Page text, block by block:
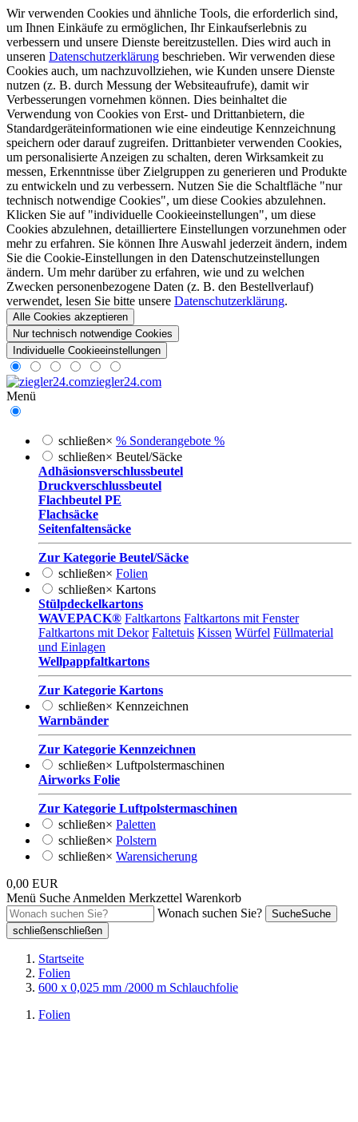
Wir verwenden Cookies und ähnliche Tools, die erforderlich sind,
um Ihnen Einkäufe zu ermöglichen, Ihr Einkaufserlebnis zu
verbessern und unsere Dienste bereitzustellen. Dies wird auch in
unseren Datenschutzerklärung beschrieben. Wir verwenden diese
Cookies auch, um nachzuvollziehen, wie Kunden unsere Dienste
nutzen (z. B. durch Messung der Websiteaufrufe), damit wir
Verbesserungen vornehmen können. Dies beinhaltet die
Verwendung von Cookies von Erst- und Drittanbietern, die
Standardgeräteinformationen wie eine eindeutige Kennzeichnung
speichern oder darauf zugreifen. Drittanbieter verwenden Cookies,
um personalisierte Anzeigen zu schalten, deren Wirksamkeit zu
messen, Erkenntnisse über Zielgruppen zu generieren und Produkte
zu entwickeln und zu verbessern. Nutzen Sie die Schaltfläche "nur
technisch notwendige Cookies", um diese Cookies abzulehnen.
Klicken Sie auf "individuelle Cookieeinstellungen", um diese
Cookies abzulehnen, detailliertere Einstellungen vorzunehmen oder
mehr zu erfahren. Sie können Ihre Auswahl jederzeit ändern, indem
Sie die Cookie-Einstellungen in den Datenschutzeinstellungen
ändern. Um mehr darüber zu erfahren, wie und zu welchen
Zwecken personenbezogene Daten (z. B. den Bestellverlauf)
verwendet, lesen Sie bitte unsere Datenschutzerklärung.
Alle Cookies akzeptieren
Nur technisch notwendige Cookies
Individuelle Cookieeinstellungen
ziegler24.com
Menü
schließen× % Sonderangebote %
schließen× Beutel/Säcke
Adhäsionsverschlussbeutel
Druckverschlussbeutel
Flachbeutel PE
Flachsäcke
Seitenfaltensäcke
Zur Kategorie Beutel/Säcke
schließen× Folien
schließen× Kartons
Stülpdeckelkartons
WAVEPACK® Faltkartons Faltkartons mit Fenster
Faltkartons mit Dekor Faltetuis Kissen Würfel Füllmaterial
und Einlagen
Wellpappfaltkartons
Zur Kategorie Kartons
schließen× Kennzeichnen
Warnbänder
Zur Kategorie Kennzeichnen
schließen× Luftpolstermaschinen
Airworks Folie
Zur Kategorie Luftpolstermaschinen
schließen× Paletten
schließen× Polstern
schließen× Warensicherung
0,00 EUR
Menü Suche Anmelden Merkzettel Warenkorb
Wonach suchen Sie?
SucheSuche
schließenschließen
Startseite
Folien
600 x 0,025 mm /2000 m Schlauchfolie
Folien